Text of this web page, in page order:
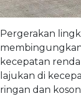
Pergerakan
kecepatan
lajukan di
ringan dan